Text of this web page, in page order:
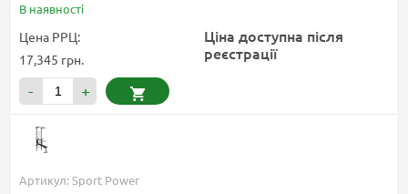
В наявності
Цена РРЦ:
17,345 грн.
Ціна доступна після
реєстрації
- +
Артикул: Sport Power